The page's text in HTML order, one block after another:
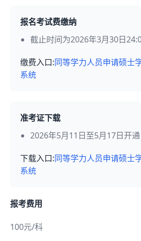
报名考试费缴纳
截止时间为2026年3月30日
缴费入口:同等学力人员申请硕士
系统
准考证下载
2026年5月11日至5月17日开通
下载入口:同等学力人员申请硕士
系统
报考费用
100元/科